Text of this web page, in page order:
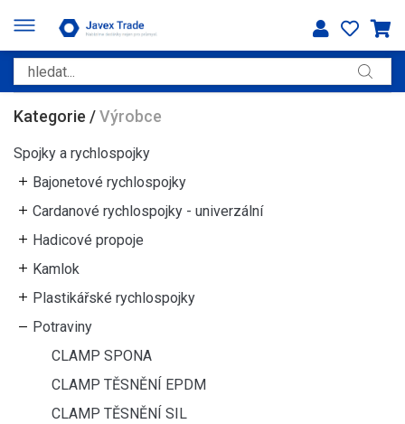
Kategorie /Výrobce
Spojky a rychlospojky
Bajonetové rychlospojky
Cardanové rychlospojky - univerzální
Hadicové propoje
Kamlok
Plastikářské rychlospojky
Potraviny
CLAMP SPONA
CLAMP TĚSNĚNÍ EPDM
CLAMP TĚSNĚNÍ SIL